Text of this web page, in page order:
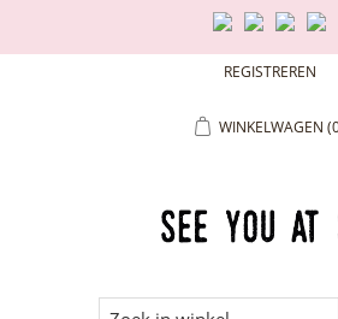
REGISTREREN
WINKELWAGEN